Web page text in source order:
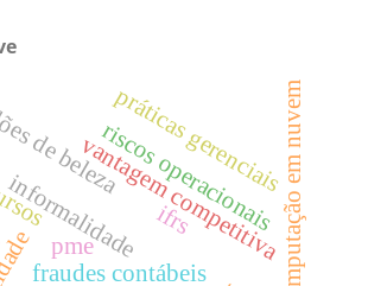
práticas gerenciais
informalidade
de beleza
pmevantagem competitiva
fraudes contábeis
riscos operacionais
ifrs computação em nuvem